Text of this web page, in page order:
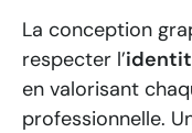
La conception
respecter l’
en valorisant
professionnelle.